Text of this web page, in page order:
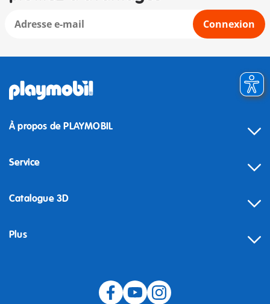
Connexion
À propos de PLAYMOBIL
Service
Catalogue 3D
Plus